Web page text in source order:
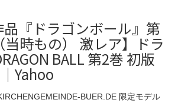
『ドラゴンボール』第
時もの） 激レア】ドラ
BALL 第2巻 初版
Yahoo
BUER.DE 限定モデル